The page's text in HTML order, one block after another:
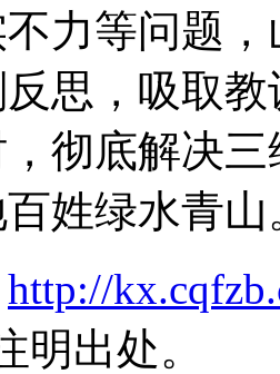
力等问题
思，吸取
彻底解决
姓绿水青山
http://
明出处。